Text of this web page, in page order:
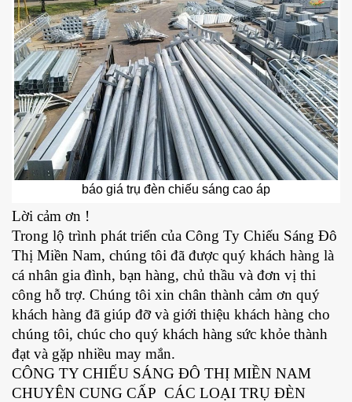
báo giá trụ đèn chiếu sáng cao áp
Lời cảm ơn !
Trong lộ trình phát triển của Công Ty Chiếu Sáng Đô
Thị Miền Nam, chúng tôi đã được quý khách hàng là
cá nhân gia đình, bạn hàng, chủ thầu và đơn vị thi
công hỗ trợ. Chúng tôi xin chân thành cảm ơn quý
khách hàng đã giúp đỡ và giới thiệu khách hàng cho
chúng tôi, chúc cho quý khách hàng sức khỏe thành
đạt và gặp nhiều may mắn.
CÔNG TY CHIẾU SÁNG ĐÔ THỊ MIỀN NAM
CHUYÊN CUNG CẤP CÁC LOẠI TRỤ ĐÈN